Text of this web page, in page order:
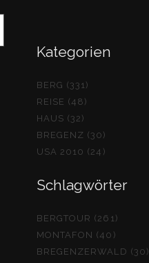
Kategorien
BERG (331)
REISE (48)
HAUS (32)
BREGENZ (30)
USA 2010 (24)
Schlagwörter
BERGTOUR (261)
MONTAFON (40)
BREGENZERWALD (30)